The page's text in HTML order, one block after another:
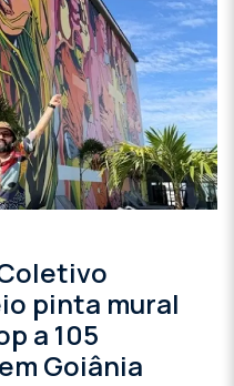
pinta mural
a 105
Goiânia